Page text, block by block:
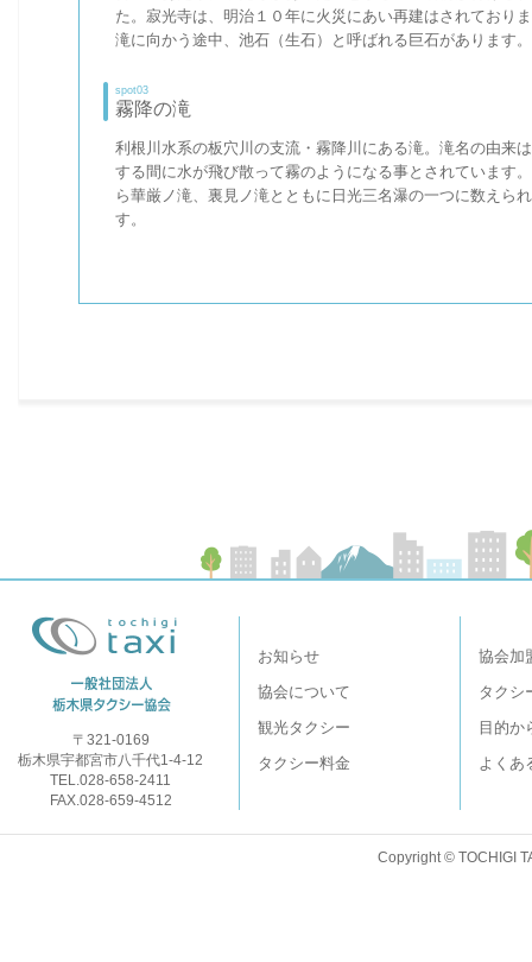
た。寂光寺は、明治１０年に火災にあい再建はされており
滝に向かう途中、池石（生石）と呼ばれる巨石があります。
spot03
霧降の滝
利根川水系の板穴川の支流・霧降川にある滝。滝名の由来
する間に水が飛び散って霧のようになる事とされています
ら華厳ノ滝、裏見ノ滝とともに日光三名瀑の一つに数えら
す。
〒321-0169
栃木県宇都宮市八千代1-4-12
TEL.028-658-2411
FAX.028-659-4512
お知らせ
協会について
観光タクシー
タクシー料金
協会加
タクシ
目的か
よくあ
Copyright © TOCHIGI